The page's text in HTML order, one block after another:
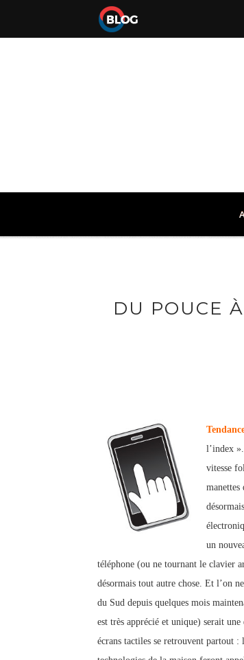
DU POUCE
l’index
vitesse
manettes
un
téléphone (ou ne tournant le clavier
désormais tout autre chose. Et l’on
du Sud depuis quelques mois
est très apprécié et unique) serait
écrans tactiles se retrouvent partout